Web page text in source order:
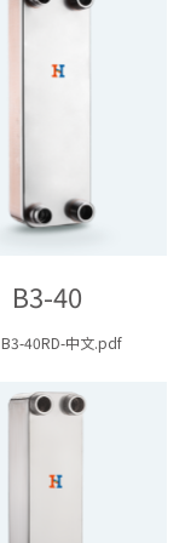
B3-40
B3-40RD-中文.pdf